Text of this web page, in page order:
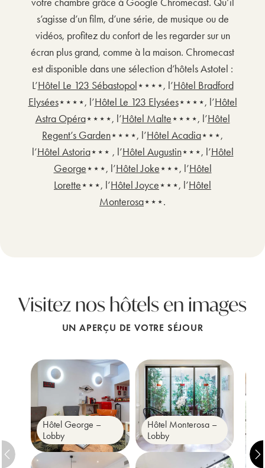
s’agisse d’un film, d’une série, de musique ou de
vidéos, profitez du confort de les regarder sur un
écran plus grand, comme à la maison. Chromecast
est disponible dans une sélection d’hôtels Astotel :
L’Hôtel Le 123 Sébastopol⋆⋆⋆⋆, l’Hôtel Bradford
Elysées⋆⋆⋆⋆, l’Hôtel Le 123 Elysées⋆⋆⋆⋆, l’Hôtel
Astra Opéra⋆⋆⋆⋆, l’Hôtel Malte⋆⋆⋆⋆, l’Hôtel
Regent’s Garden⋆⋆⋆⋆, l’Hôtel Acadia⋆⋆⋆,
l’Hôtel Astoria⋆⋆⋆ , l’Hôtel Augustin⋆⋆⋆, l’Hôtel
George⋆⋆⋆, l’Hôtel Joke⋆⋆⋆, l’Hôtel
Lorette⋆⋆⋆, l’Hôtel Joyce⋆⋆⋆, l’Hôtel
Monterosa⋆⋆⋆.
Visitez nos hôtels en images
UN APERÇU DE VOTRE SÉJOUR
Hôtel George –
Lobby
Hôtel Monterosa –
Lobby